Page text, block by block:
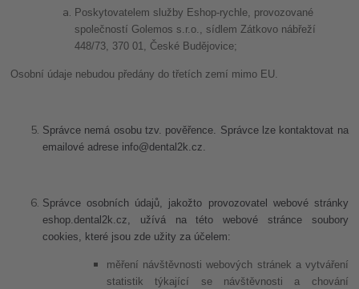
Poskytovatelem služby Eshop-rychle, provozované
společností Golemos s.r.o., sídlem Zátkovo nábřeží
448/73, 370 01, České Budějovice;
Osobní údaje nebudou předány do třetích zemí mimo EU.
Správce nemá osobu tzv. pověřence. Správce lze kontaktovat na
emailové adrese info@dental2k.cz.
Správce osobních údajů, jakožto provozovatel webové stránky
eshop.dental2k.cz, užívá na této webové stránce soubory
cookies, které jsou zde užity za účelem:
měření návštěvnosti webových stránek a vytváření
statistik týkající se návštěvnosti a chování